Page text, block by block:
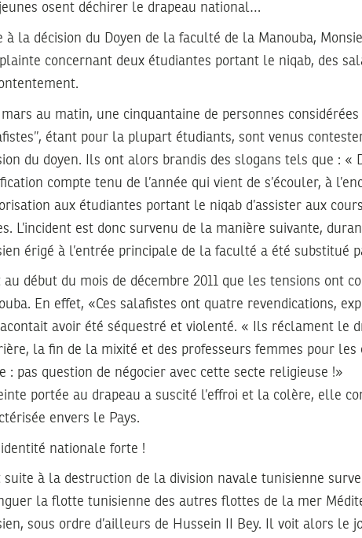
jeunes osent déchirer le drapeau national…
à la décision du Doyen de la faculté de la Manouba,
concernant deux étudiantes portant le niqab, des
mars au matin, une cinquantaine de personnes
étant pour la plupart étudiants, sont venus
du doyen. Ils ont alors brandis des slogans tels que : «
compte tenu de l’année qui vient de s’écouler, à
aux étudiantes portant le niqab d’assister aux
L’incident est donc survenu de la manière suivante,
érigé à l’entrée principale de la faculté a été substitué
au début du mois de décembre 2011 que les tensions ont
En effet, «Ces salafistes ont quatre revendications,
avoir été séquestré et violenté. « Ils réclament le
la fin de la mixité et des professeurs femmes pour
: pas question de négocier avec cette secte religieuse !»
portée au drapeau a suscité l’effroi et la colère, elle
envers le Pays.
nationale forte !
suite à la destruction de la division navale tunisienne
la flotte tunisienne des autres flottes de la mer
sous ordre d’ailleurs de Hussein II Bey. Il voit alors le